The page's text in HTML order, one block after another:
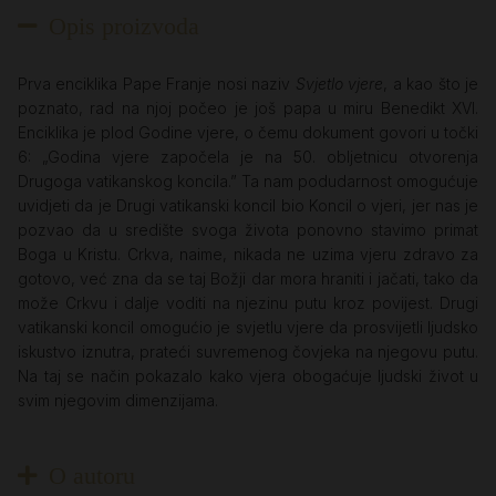
Prva enciklika Pape Franje nosi naziv Svjetlo vjere
, a kao što je
poznato, rad na njoj počeo je još papa u miru Benedikt XVI.
Enciklika je plod Godine vjere, o čemu dokument govori u točki
6: „Godina vjere započela je na 50. obljetnicu otvorenja
Drugoga vatikanskog koncila.” Ta nam podudarnost omogućuje
uvidjeti da je Drugi vatikanski koncil bio Koncil o vjeri, jer nas je
pozvao da u središte svoga života ponovno stavimo primat
Boga u Kristu. Crkva, naime, nikada ne uzima vjeru zdravo za
gotovo, već zna da se taj Božji dar mora hraniti i jačati, tako da
može Crkvu i dalje voditi na njezinu putu kroz povijest. Drugi
vatikanski koncil omogućio je svjetlu vjere da prosvijetli ljudsko
iskustvo iznutra, prateći suvremenog čovjeka na njegovu putu.
Na taj se način pokazalo kako vjera obogaćuje ljudski život u
svim njegovim dimenzijama.